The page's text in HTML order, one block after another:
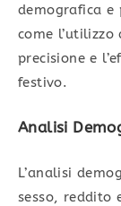
demografica e
come
precisione e
festivo.
Analisi
L’analisi
sesso, reddito